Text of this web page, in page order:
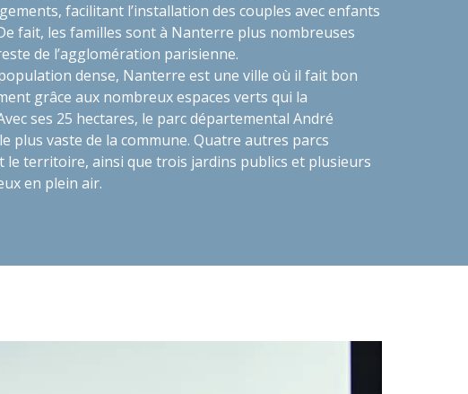
facilitant l’installation des couples avec enfants
fait, les familles sont à Nanterre plus nombreuses
de l’agglomération parisienne.
dense, Nanterre est une ville où il fait bon
grâce aux nombreux espaces verts qui la
ses 25 hectares, le parc départemental André
plus vaste de la commune. Quatre autres parcs
le territoire, ainsi que trois jardins publics et plusieurs
en plein air.